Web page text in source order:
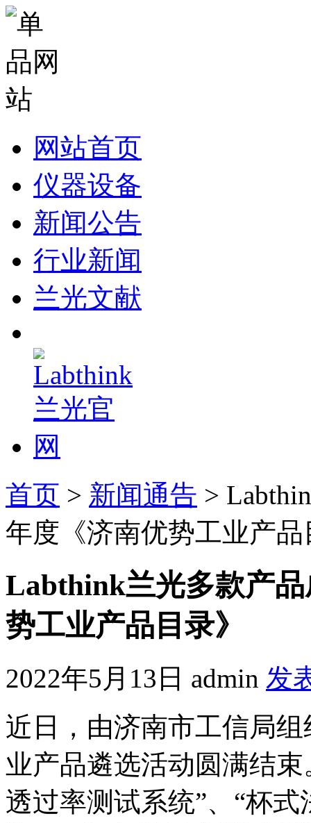
网站首页
仪器设备
新闻公告
行业新闻
兰光文献
首页 > 新闻通告 >
年度《济南优势工业产品
Labthink兰光多款产
势工业产品目录》
2022年5月13日 admin 发
近日，由济南市工信局
业产品遴选活动圆满结
透过率测试系统”、“杯